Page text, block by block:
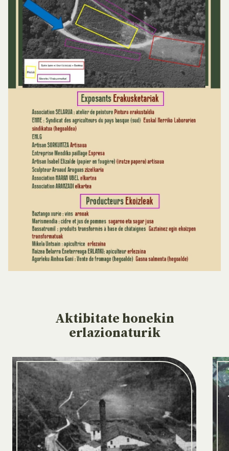
Aktibitate honekin
erlazionaturik